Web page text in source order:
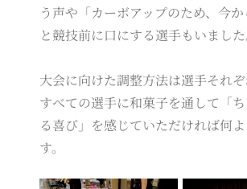
う声や「カーボアップのため、今か
と競技前に口にする選手もいました
大会に向けた調整方法は選手それぞ
すべての選手に和菓子を通して「
る喜び」を感じていただければ何
す。